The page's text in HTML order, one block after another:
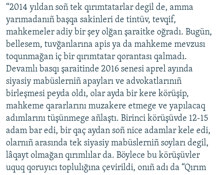
“2014 yıldan soñ tek qırımtatarlar degil de, amma
yarımadanıñ başqa sakinleri de tintüv, tevqif,
mahkemeler adiy bir şey olğan şaraitke oğradı. Bugün,
bellesem, tuvğanlarına apis ya da mahkeme mevzusı
toqunmağan iç bir qırımtatar qorantası qalmadı.
Devamlı basqı şaraitinde 2016 senesi aprel ayında
siyasiy mabüslerniñ apayları ve advokatlarınıñ
birleşmesi peyda oldı, olar ayda bir kere körüşip,
mahkeme qararlarını muzakere etmege ve yapılacaq
adımlarını tüşünmege añlaştı. Birinci körüşüvde 12-15
adam bar edi, bir qaç aydan soñ nice adamlar kele edi,
olarnıñ arasında tek siyasiy mabüslerniñ soyları degil,
lâqayt olmağan qırımlılar da. Böylece bu körüşüvler
uquq qoruyıcı toplulığına çevirildi, onıñ adı da “Qırım